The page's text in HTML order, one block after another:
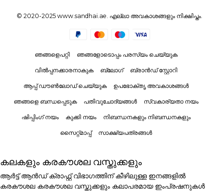
© 2020-2025 www.sandhai.ae. എല്ലാ അവകാശങ്ങളും നിക്ഷിപ്തം.
ഞങ്ങളെപറ്റി ഞങ്ങളോടൊപ്പം പരസ്യം ചെയ്യുക
വിൽപ്പനക്കാരനാകുക ബ്ലോഗ് ബ്രാൻഡ് സ്റ്റോറി
ആപ്പ് ഡൗൺലോഡ് ചെയ്യുക ഉപഭോക്തൃ അവകാശങ്ങൾ
ഞങ്ങളെ ബന്ധപ്പെടുക പതിവുചോദ്യങ്ങൾ സ്വകാര്യതാ നയം
ഷിപ്പിംഗ് നയം കുക്കി നയം നിബന്ധനകളും നിബന്ധനകളും
സൈറ്റ്മാപ്പ് സാക്ഷ്യപത്രങ്ങൾ
കലകളും കരകൗശല വസ്തുക്കളും
ആർട്ട് ആൻഡ് ക്രാഫ്റ്റ് വിഭാഗത്തിന് കീഴിലുള്ള ഇനങ്ങളിൽ
കരകൗശല കരകൗശല വസ്തുക്കളും കലാപരമായ ഇംപ്രഷനുകൾ